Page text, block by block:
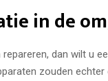
in de
dan wilt u
zouden